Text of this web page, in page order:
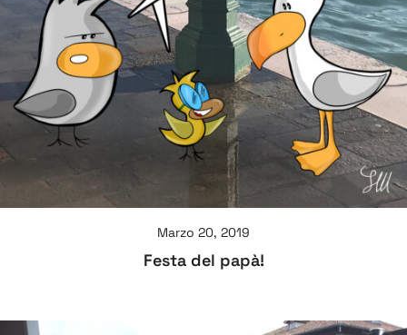
Marzo 20, 2019
Festa del papà!